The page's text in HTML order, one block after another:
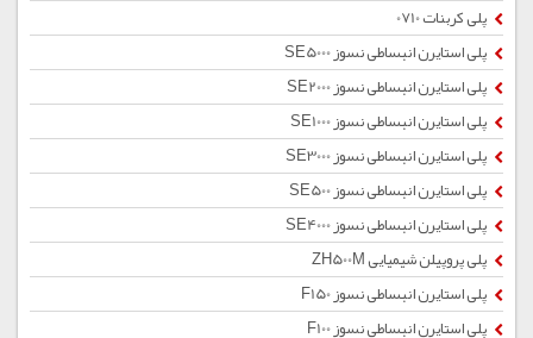
پلی کربنات 0710
پلی استایرن انبساطی نسوز SE5000
پلی استایرن انبساطی نسوز SE2000
پلی استایرن انبساطی نسوز SE1000
پلی استایرن انبساطی نسوز SE3000
پلی استایرن انبساطی نسوز SE500
پلی استایرن انبساطی نسوز SE4000
پلی پروپیلن شیمیایی ZH500M
پلی استایرن انبساطی نسوز F150
پلی استایرن انبساطی نسوز F100